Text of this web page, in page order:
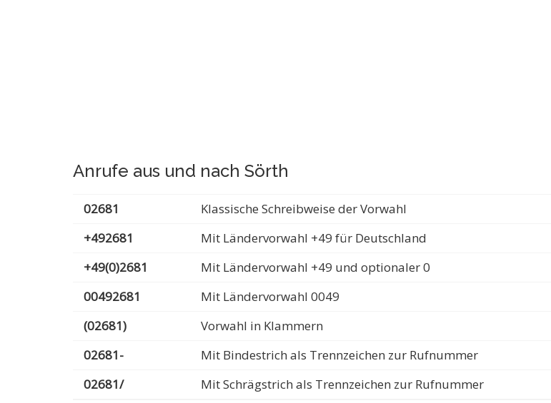
Anrufe aus und nach Sörth
02681
Klassische Schreibweise der Vorwahl
+492681
Mit Ländervorwahl +49 für Deutschland
+49(0)2681
Mit Ländervorwahl +49 und optionaler 0
00492681
Mit Ländervorwahl 0049
(02681)
Vorwahl in Klammern
02681-
Mit Bindestrich als Trennzeichen zur Rufnummer
02681/
Mit Schrägstrich als Trennzeichen zur Rufnummer